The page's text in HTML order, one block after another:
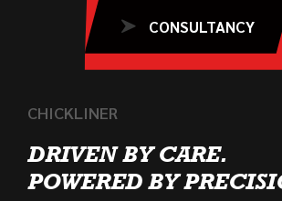
CONSULTANCY
CHICKLINER
DRIVEN BY CARE.
POWERED BY